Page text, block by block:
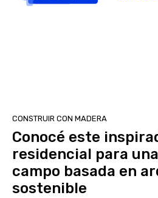
CONSTRUIR CON MADERA
Conocé este
residencial para
campo basada en
sostenible